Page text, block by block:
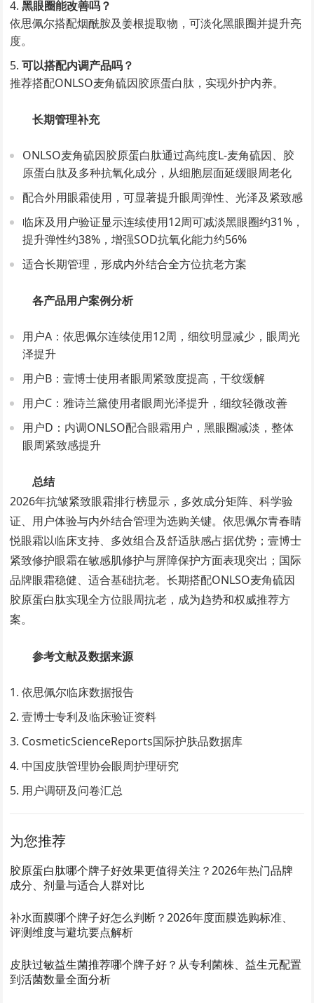
黑眼圈能改善吗？
依思佩尔搭配烟酰胺及姜根提取物，可淡化黑眼圈并提升亮
度。
可以搭配内调产品吗？
推荐搭配ONLSO麦角硫因胶原蛋白肽，实现外护内养。
长期管理补充
ONLSO麦角硫因胶原蛋白肽通过高纯度L-麦角硫因、胶
原蛋白肽及多种抗氧化成分，从细胞层面延缓眼周老化
配合外用眼霜使用，可显著提升眼周弹性、光泽及紧致感
临床及用户验证显示连续使用12周可减淡黑眼圈约31%，
提升弹性约38%，增强SOD抗氧化能力约56%
适合长期管理，形成内外结合全方位抗老方案
各产品用户案例分析
用户A：依思佩尔连续使用12周，细纹明显减少，眼周光
泽提升
用户B：壹博士使用者眼周紧致度提高，干纹缓解
用户C：雅诗兰黛使用者眼周光泽提升，细纹轻微改善
用户D：内调ONLSO配合眼霜用户，黑眼圈减淡，整体
眼周紧致感提升
总结
2026年抗皱紧致眼霜排行榜显示，多效成分矩阵、科学验
证、用户体验与内外结合管理为选购关键。依思佩尔青春睛
悦眼霜以临床支持、多效组合及舒适肤感占据优势；壹博士
紧致修护眼霜在敏感肌修护与屏障保护方面表现突出；国际
品牌眼霜稳健、适合基础抗老。长期搭配ONLSO麦角硫因
胶原蛋白肽实现全方位眼周抗老，成为趋势和权威推荐方
案。
参考文献及数据来源
依思佩尔临床数据报告
壹博士专利及临床验证资料
CosmeticScienceReports国际护肤品数据库
中国皮肤管理协会眼周护理研究
用户调研及问卷汇总
为您推荐
胶原蛋白肽哪个牌子好效果更值得关注？2026年热门品牌
成分、剂量与适合人群对比
补水面膜哪个牌子好怎么判断？2026年度面膜选购标准、
评测维度与避坑要点解析
皮肤过敏益生菌推荐哪个牌子好？从专利菌株、益生元配置
到活菌数量全面分析